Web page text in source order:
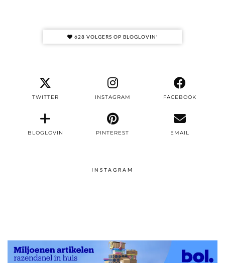
628 VOLGERS OP BLOGLOVIN'
TWITTER INSTAGRAM FACEBOOK
BLOGLOVIN PINTEREST EMAIL
INSTAGRAM